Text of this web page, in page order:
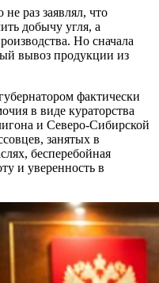
раз заявлял, что
добычу угля, а
Но сначала
вывоз продукции из
фактически
в виде кураторства
и Северо-Сибирской
занятых в
бесперебойная
и уверенность в